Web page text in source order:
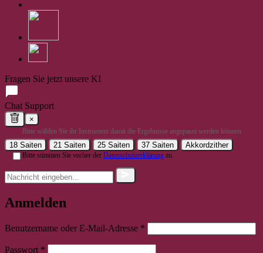
Fragen Sie jetzt unsere KI
Chat Support
×
Bitte wählen Sie ihr Instrument damit die Ergebnisse angepasst werden können
18 Saiten 21 Saiten 25 Saiten 37 Saiten Akkordzither
Bitte stimmen Sie vorher der Datenschutzerklärung zu.
Anmelden
Benutzername oder E-Mail-Adresse *
Passwort *